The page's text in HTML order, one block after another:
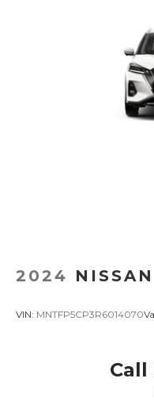
2024 NISSAN
VIN: MNTFP5CP3R6014070
Call